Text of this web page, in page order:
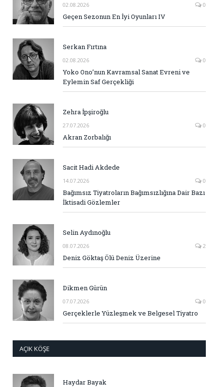
02.08.2026 0
Geçen Sezonun En İyi Oyunları IV
Serkan Fırtına
02.08.2026 0
Yoko Ono’nun Kavramsal Sanat Evreni ve
Eylemin Saf Gerçekliği
Zehra İpşiroğlu
27.07.2026 0
Akran Zorbalığı
Sacit Hadi Akdede
14.07.2026 0
Bağımsız Tiyatroların Bağımsızlığına Dair Bazı
İktisadi Gözlemler
Selin Aydınoğlu
08.07.2026 2
Deniz Göktaş Ölü Deniz Üzerine
Dikmen Gürün
07.07.2026 0
Gerçeklerle Yüzleşmek ve Belgesel Tiyatro
AÇIK KÖŞE
Haydar Bayak